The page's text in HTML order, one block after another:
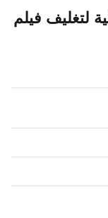
لتغليف فيلم